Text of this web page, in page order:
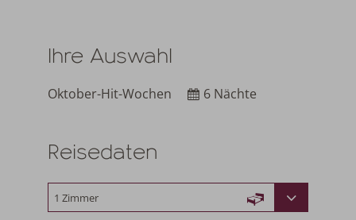
Ihre Auswahl
Oktober-Hit-Wochen 6 Nächte
Reisedaten